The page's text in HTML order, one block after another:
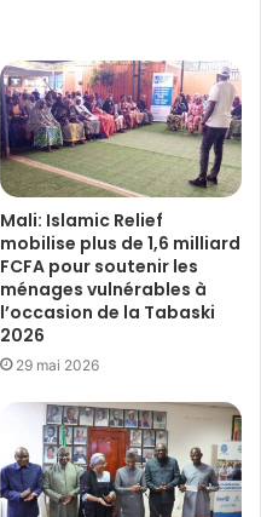
Mali: Islamic Relief
mobilise plus de 1,6 milliard
FCFA pour soutenir les
ménages vulnérables à
l’occasion de la Tabaski
2026
29 mai 2026